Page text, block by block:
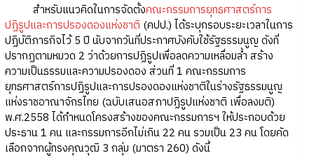
สำหรับแนวคิดในการจัดตั้งคณะกรรมการยุทธศาสตร์การ
ปฏิรูปและการปรองดองแห่งชาติ (คปป.) ได้ระบุกรอบระยะเวลาในการ
ปฏิบัติภารกิจไว้ 5 ปี นับจากวันที่ประกาศบังคับใช้รัฐธรรมนูญ ดังที่
ปรากฏตามหมวด 2 ว่าด้วยการปฏิรูปเพื่อลดความเหลื่อมล้ำ สร้าง
ความเป็นธรรมและความปรองดอง ส่วนที่ 1 คณะกรรมการ
ยุทธศาสตร์การปฏิรูปและการปรองดองแห่งชาติในร่างรัฐธรรมนูญ
แห่งราชอาณาจักรไทย (ฉบับเสนอสภาปฏิรูปแห่งชาติ เพื่อลงมติ)
พ.ศ.2558 ได้กำหนดโครงสร้างของคณะกรรมการฯ ให้ประกอบด้วย
ประธาน 1 คน และกรรมการอีกไม่เกิน 22 คน รวมเป็น 23 คน โดยคัด
เลือกจากผู้ทรงคุณวุฒิ 3 กลุ่ม (มาตรา 260) ดังนี้